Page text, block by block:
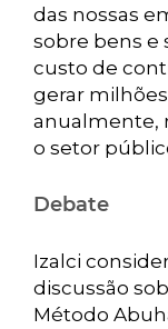
das nossas
sobre bens e
custo de
gerar
anualmente,
o setor
Debate
Izalci
discussão
Método